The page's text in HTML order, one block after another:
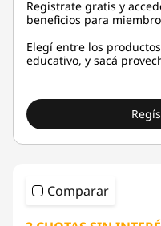
Registrate gratis y
beneficios para
Elegí entre los
educativo, y sacá
Comparar